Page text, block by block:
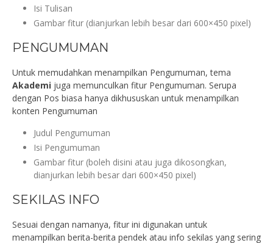
Isi Tulisan
Gambar fitur (dianjurkan lebih besar dari 600×450 pixel)
PENGUMUMAN
Untuk memudahkan menampilkan Pengumuman, tema
Akademi juga memunculkan fitur Pengumuman. Serupa
dengan Pos biasa hanya dikhususkan untuk menampilkan
konten Pengumuman
Judul Pengumuman
Isi Pengumuman
Gambar fitur (boleh disini atau juga dikosongkan,
dianjurkan lebih besar dari 600×450 pixel)
SEKILAS INFO
Sesuai dengan namanya, fitur ini digunakan untuk
menampilkan berita-berita pendek atau info sekilas yang sering